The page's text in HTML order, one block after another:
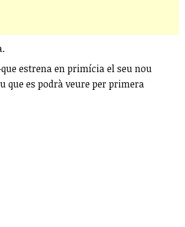
estrena en primícia el seu nou
que es podrà veure per primera